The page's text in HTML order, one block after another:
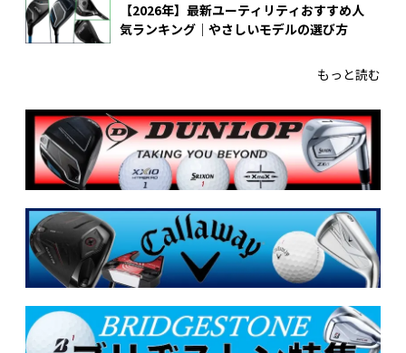
【2026年】最新ユーティリティおすすめ人
気ランキング｜やさしいモデルの選び方
もっと読む